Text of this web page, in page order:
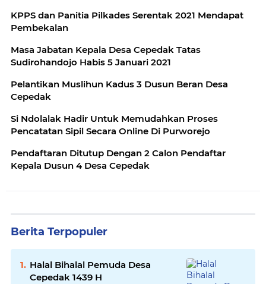
KPPS dan Panitia Pilkades Serentak 2021 Mendapat
Pembekalan
Masa Jabatan Kepala Desa Cepedak Tatas
Sudirohandojo Habis 5 Januari 2021
Pelantikan Muslihun Kadus 3 Dusun Beran Desa
Cepedak
Si Ndolalak Hadir Untuk Memudahkan Proses
Pencatatan Sipil Secara Online Di Purworejo
Pendaftaran Ditutup Dengan 2 Calon Pendaftar
Kepala Dusun 4 Desa Cepedak
Berita Terpopuler
Halal Bihalal Pemuda Desa
Cepedak 1439 H